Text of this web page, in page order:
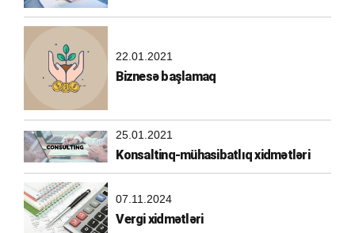
22.01.2021
Biznesə başlamaq
25.01.2021
Konsaltinq-mühasibatlıq xidmətləri
07.11.2024
Vergi xidmətləri